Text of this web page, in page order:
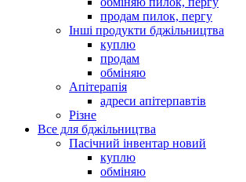
продам пилок, пергу
Інші продукти бджільництва
куплю
продам
обміняю
Апітерапія
адреси апітерпавтів
Різне
Все для бджільництва
Пасічний інвентар новий
куплю
обміняю